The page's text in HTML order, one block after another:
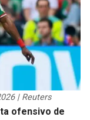
| Reuters
ofensivo de